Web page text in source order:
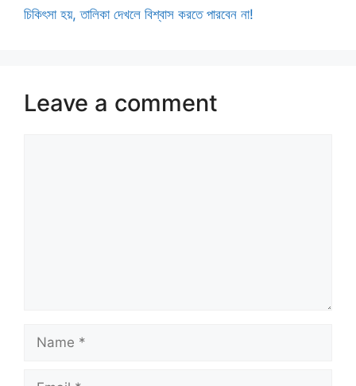
চিকিৎসা হয়, তালিকা দেখলে বিশ্বাস করতে পারবেন না!
Leave a comment
Name
Email